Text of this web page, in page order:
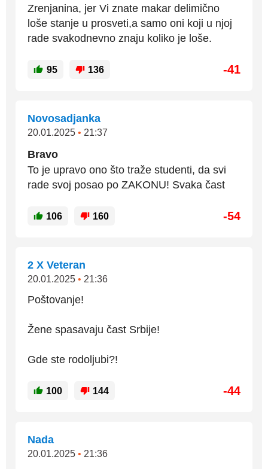
Zrenjanina, jer Vi znate makar delimično
loše stanje u prosveti,a samo oni koji u njoj
rade svakodnevno znaju koliko je loše.
95 136 -41
Novosadjanka
20.01.2025 • 21:37
Bravo
To je upravo ono što traže studenti, da svi
rade svoj posao po ZAKONU! Svaka čast
106 160 -54
2 X Veteran
20.01.2025 • 21:36
Poštovanje!
Žene spasavaju čast Srbije!
Gde ste rodoljubi?!
100 144 -44
Nada
20.01.2025 • 21:36